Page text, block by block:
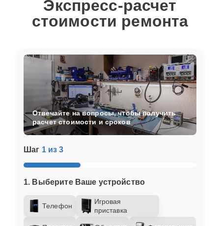
Экспресс-расчет
стоимости ремонта
Шаг 1 из 3
1. Выберите Ваше устройство
Телефон
Игровая
приставка
Отвечайте на вопросы, чтобы получить
расчет стоимости и сроков